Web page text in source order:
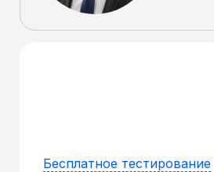
Бесплатное тестирование